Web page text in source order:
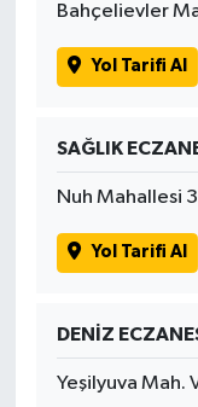
Bahçelievler
Yol Tarifi Al
SAĞLIK
Nuh Mahallesi
Yol Tarifi Al
DENİZ
Yeşilyuva Mah.